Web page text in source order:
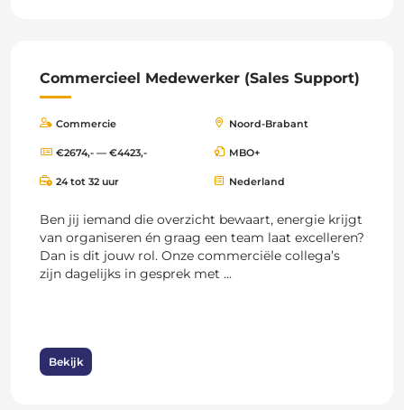
Commercieel Medewerker (Sales Support)
Commercie Noord-Brabant
€2674,- — €4423,- MBO+
24 tot 32 uur Nederland
Ben jij iemand die overzicht bewaart, energie krijgt
van organiseren én graag een team laat excelleren?
Dan is dit jouw rol. Onze commerciële collega’s
zijn dagelijks in gesprek met ...
Bekijk